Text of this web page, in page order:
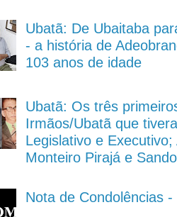
Ubatã: De Ubaitaba
- a história de
103 anos de idade
Ubatã: Os três
Irmãos/Ubatã que
Legislativo e
Monteiro Pirajá e
Nota de Condolências -